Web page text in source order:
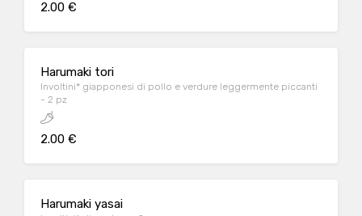
2.00 €
Harumaki tori
Involtini* giapponesi di pollo e verdure leggermente piccanti
- 2 pz
2.00 €
Harumaki yasai